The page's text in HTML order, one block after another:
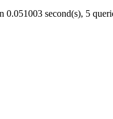
0.051003 second(s), 5